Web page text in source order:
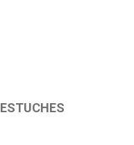
ESTUCHES